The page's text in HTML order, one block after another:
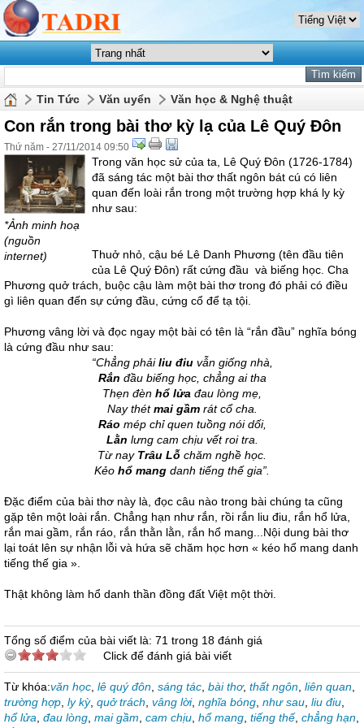
Tin Tức Văn uyển Văn học & Nghệ thuật
Con rắn trong bài thơ kỳ lạ của Lê Quý Đôn
Thứ năm - 27/11/2014 09:50
*Ảnh minh hoạ
(nguồn
internet)
Trong văn học sử của ta, Lê Quý Đôn (1726-1784)
đã sáng tác một bài thơ thất ngôn bát cú có liên
quan đến loài rắn trong một trường hợp khá ly kỳ
như sau:
Thuở nhỏ, cậu bé Lê Danh Phương (tên đầu tiên
của Lê Quý Đôn) rất cứng đầu và biếng học. Cha
Phương quở trách, buộc cậu làm một bài thơ trong đó phải có điều
gì liên quan đến sự cứng đầu, cứng cổ để tạ tội.
Phương vâng lời và đọc ngay một bài có tên là “rắn đầu” nghĩa bóng
là cứng đầu như sau:
“Chẳng phảiliu điuvẫn giống nhà,
Rắn đầu biếng học, chẳng ai tha
Thẹn đèn hổ lửa đau lòng mẹ,
Nay thétmai gầmrát cổ cha.
Ráo mép chỉ quen tuồng nói dối,
Lằn lưng cam chịu vết roi tra.
Từ nay Trâu Lỗ chăm nghề học.
Kẻo hổ mang danh tiếng thế gia”.
Đặc điểm của bài thơ này là, đọc câu nào trong bài chúng ta cũng
gặp tên một loài rắn. Chẳng hạn như rắn, rồi rắn liu điu, rắn hổ lửa,
rắn mai gầm, rắn ráo, rắn thằn lằn, rắn hổ mang...Nội dung bài thơ
lại toát lên sự nhận lỗi và hứa sẽ chăm học hơn « kéo hổ mang danh
tiếng thế gia ».
Thật không làm hổ danh thần đồng đất Việt một thời.
Tổng số điểm của bài viết là: 71 trong 18 đánh giá
Click để đánh giá bài viết
Từ khóa:văn học lê quý đôn sáng tác bài thơ, thất ngôn liên quan
trường hợp ly kỳ, quở trách vâng lời, nghĩa bóng như sau liu điu
hổ lửa đau lòng mai gầm cam chịu hổ mang tiếng thế, chẳng hạn